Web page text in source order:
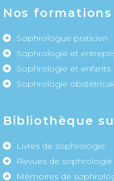
Nos
Sophrologue praticien
Sophrologie et
Sophrologie et enfants
Sophrologie
Bibliothèque
Livres de sophrologie
Revues de sophrologie
Mémoires de